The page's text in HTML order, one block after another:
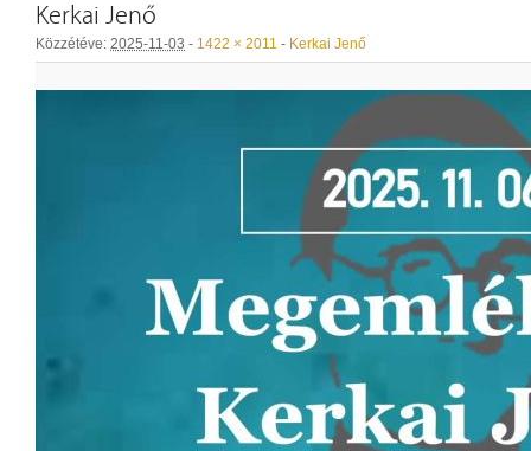
Kerkai Jenő
Közzétéve: 2025-11-03 - 1422 × 2011 - Kerkai Jenő